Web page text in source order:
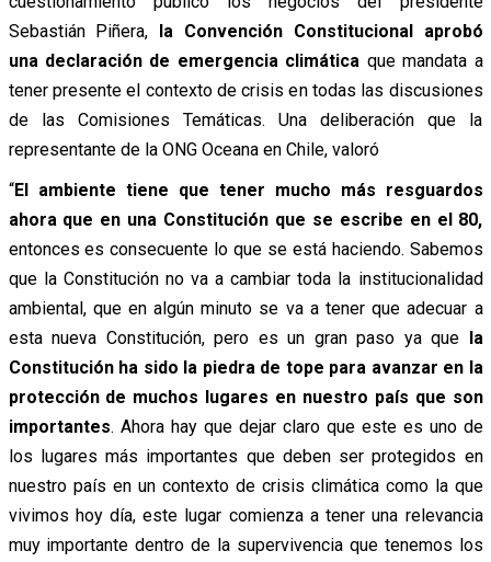
Sebastián Piñera, la Convención Constitucional aprobó
una declaración de emergencia climática que mandata a
tener presente el contexto de crisis en todas las discusiones
de las Comisiones Temáticas. Una deliberación que la
representante de la ONG Oceana en Chile, valoró
“El ambiente tiene que tener mucho más resguardos
ahora que en una Constitución que se escribe en el 80,
entonces es consecuente lo que se está haciendo. Sabemos
que la Constitución no va a cambiar toda la institucionalidad
ambiental, que en algún minuto se va a tener que adecuar a
esta nueva Constitución, pero es un gran paso ya que la
Constitución ha sido la piedra de tope para avanzar en la
protección de muchos lugares en nuestro país que son
importantes. Ahora hay que dejar claro que este es uno de
los lugares más importantes que deben ser protegidos en
nuestro país en un contexto de crisis climática como la que
vivimos hoy día, este lugar comienza a tener una relevancia
muy importante dentro de la supervivencia que tenemos los